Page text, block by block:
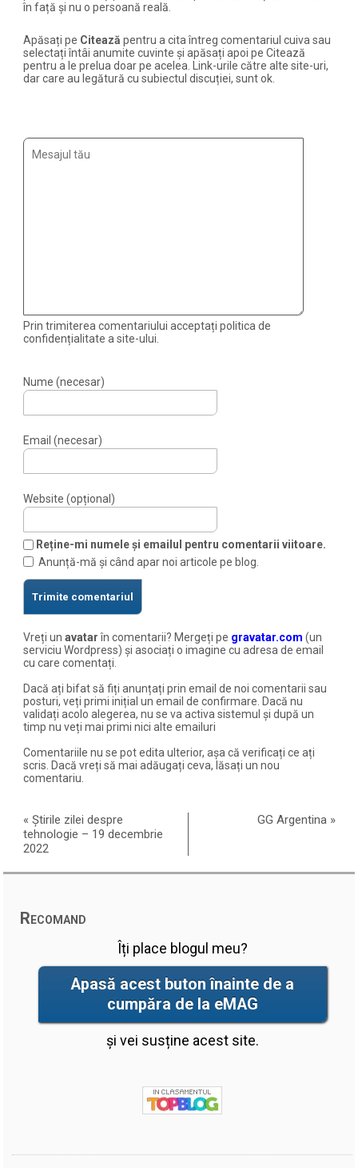
în față și nu o persoană reală.
Apăsați pe Citează pentru a cita întreg comentariul cuiva sau
selectați întâi anumite cuvinte și apăsați apoi pe Citează
pentru a le prelua doar pe acelea. Link-urile către alte site-uri,
dar care au legătură cu subiectul discuției, sunt ok.
Prin trimiterea comentariului acceptați politica de
confidențialitate a site-ului.
Nume (necesar)
Email (necesar)
Website (opțional)
Reține-mi numele și emailul pentru comentarii viitoare.
Anunță-mă și când apar noi articole pe blog.
Vreți unavatarîn comentarii? Mergeți pe gravatar.com (un
serviciu Wordpress) și asociați o imagine cu adresa de email
cu care comentați.
Dacă ați bifat să fiți anunțați prin email de noi comentarii sau
posturi, veți primi inițial un email de confirmare. Dacă nu
validați acolo alegerea, nu se va activa sistemul și după un
timp nu veți mai primi nici alte emailuri
Comentariile nu se pot edita ulterior, așa că verificați ce ați
scris. Dacă vreți să mai adăugați ceva, lăsați un nou
comentariu.
«Știrile zilei despre
tehnologie – 19 decembrie
2022
GG Argentina »
Recomand
Îți place blogul meu?
Apasă acest buton înainte de a
cumpăra de la eMAG
și vei susține acest site.